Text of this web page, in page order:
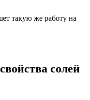
такую же работу на
солей